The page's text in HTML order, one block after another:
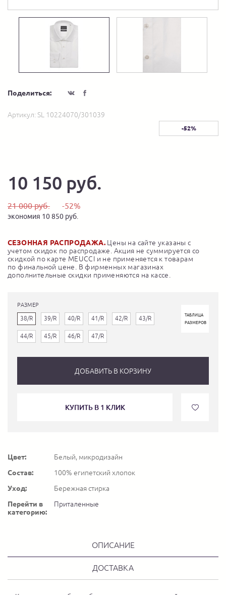
Поделиться:
Артикул: SL 10224070/301039
-52%
10 150 руб.
21 000 руб. -52%
экономия 10 850 руб.
СЕЗОННАЯ РАСПРОДАЖА. Цены на сайте указаны с
учетом скидок по распродаже. Акция не суммируется со
скидкой по карте MEUCCI и не применяется к товарам
по финальной цене. В фирменных магазинах
дополнительные скидки применяются на кассе.
РАЗМЕР
38/R 39/R 40/R 41/R 42/R 43/R
44/R 45/R 46/R 47/R
ТАБЛИЦА
РАЗМЕРОВ
ДОБАВИТЬ В КОРЗИНУ
КУПИТЬ В 1 КЛИК
Цвет:
Белый, микродизайн
Состав:
100% египетский хлопок
Уход:
Бережная стирка
Перейти в
категорию:
Приталенные
ОПИСАНИЕ
ДОСТАВКА